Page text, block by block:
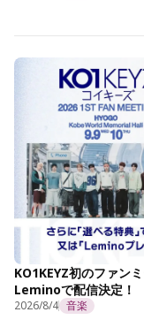
KO1KEYZ初のファン
Leminoで配信決定！
2026/8/4 音楽